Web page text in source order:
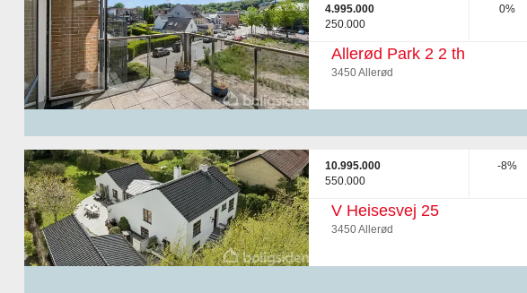
4.995.000
250.000
0%
Allerød Park 2 2 th
3450 Allerød
10.995.000
550.000
-8%
V Heisesvej 25
3450 Allerød